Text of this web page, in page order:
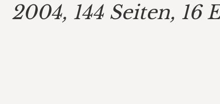
2004, 144 Seiten, 16